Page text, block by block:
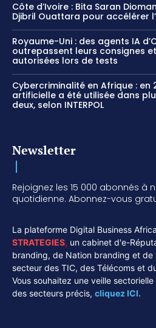
Côte d’Ivoire : Bita Saran
Djibril Ouattara pour accélérer
Royaume-Uni : des agents IA
outrepassent leurs consignes
autorisées lors de tests
Cybercriminalité en Afrique : en
artificielle a été utilisée dans
deux, selon INTERPOL
Newsletter
Rejoignez les 15 000 abonnés à
quotidienne. Abonnez-vous
La plateforme Digital Business
STRATEGIES, un cabinet d'e-
branding, de Nation branding et
secteur des TIC, des Télécoms et
Vous souhaitez une veille
des secteurs précis, cliquez ICI.